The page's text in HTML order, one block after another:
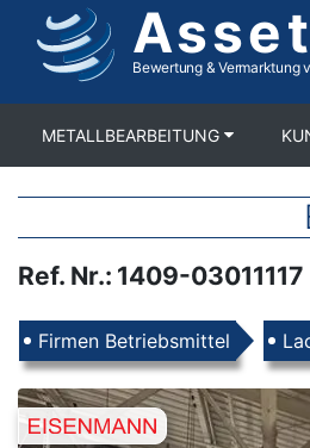
Bewertung & Vermarktung
METALLBEARBEITUNG
Ref. Nr.: 1409-03011117
Produkte
Firmen Betriebsmittel
Images